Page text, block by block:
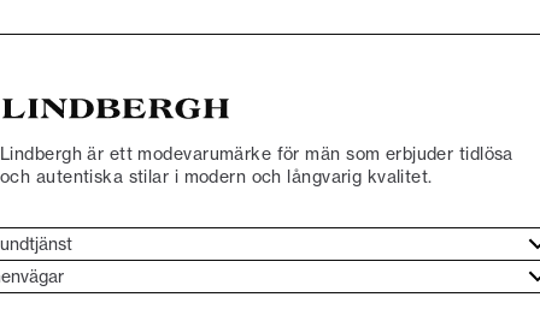
Lindbergh är ett modevarumärke för män som erbjuder tidlösa
och autentiska stilar i modern och långvarig kvalitet.